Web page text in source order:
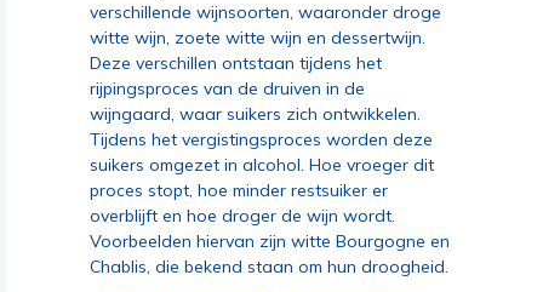
verschillende wijnsoorten, waaronder droge
witte wijn, zoete witte wijn en dessertwijn.
Deze verschillen ontstaan tijdens het
rijpingsproces van de druiven in de
wijngaard, waar suikers zich ontwikkelen.
Tijdens het vergistingsproces worden deze
suikers omgezet in alcohol. Hoe vroeger dit
proces stopt, hoe minder restsuiker er
overblijft en hoe droger de wijn wordt.
Voorbeelden hiervan zijn witte Bourgogne en
Chablis, die bekend staan om hun droogheid.